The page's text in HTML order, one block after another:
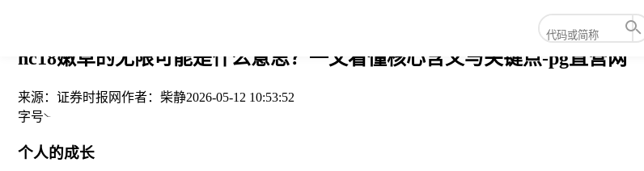
nc18嫩草的无限可能是什么意思？一文看懂核心含义与关键点-pg直营网
来源： 证券时报网作者： 柴静2026-05-12 10:53:52
字号
个人的成长